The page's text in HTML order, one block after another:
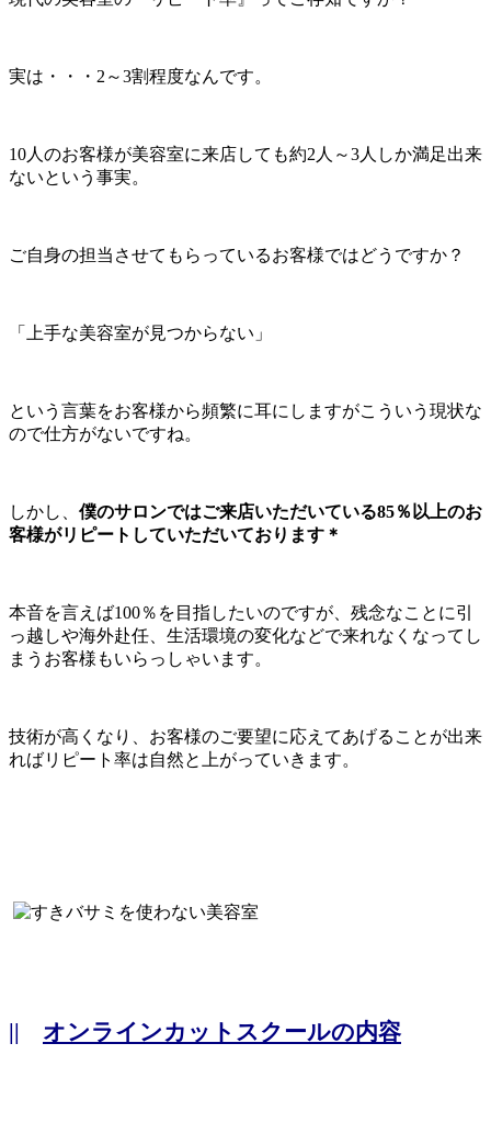
実は・・・2～3割程度なんです。
10人のお客様が美容室に来店しても約2人～3人しか満足出来
ないという事実。
ご自身の担当させてもらっているお客様ではどうですか？
「上手な美容室が見つからない」
という言葉をお客様から頻繁に耳にしますがこういう現状な
ので仕方がないですね。
しかし、 僕のサロンではご来店いただいている85％以上のお
客様がリピートしていただいております＊
本音を言えば100％を目指したいのですが、残念なことに引
っ越しや海外赴任、生活環境の変化などで来れなくなってし
まうお客様もいらっしゃいます。
技術が高くなり、お客様のご要望に応えてあげることが出来
ればリピート率は自然と上がっていきます。
|| オンラインカットスクールの内容